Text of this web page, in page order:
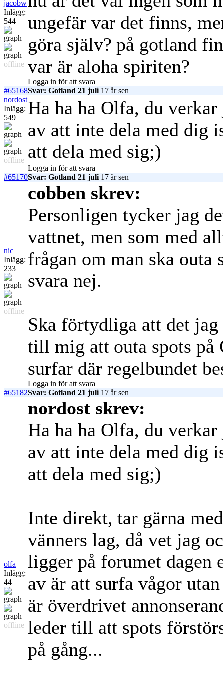
jacobw
Inlägg:
544
offline
ungefär var det finns,
göra själv? på gotland
var är aloha spiriten?
Logga in för att svara
#65168Svar: Gotland 21 juli17 år sen
nordost
Inlägg:
549
offline
Ha ha ha Olfa, du
av att inte dela med dig
att dela med sig;)
Logga in för att svara
#65170Svar: Gotland 21 juli17 år sen
nic
Inlägg:
233
offline
cobben skrev:
Personligen tycker jag
vattnet, men som med
frågan om man ska
svara nej.
Ska förtydliga att det
till mig att outa spots på
surfar där regelbundet
Logga in för att svara
#65182Svar: Gotland 21 juli17 år sen
olfa
Inlägg:
44
offline
nordost skrev:
Ha ha ha Olfa, du
av att inte dela med dig
att dela med sig;)
Inte direkt, tar gärna
vänners lag, då vet jag
ligger på forumet dagen
av är att surfa vågor
är överdrivet
leder till att spots
på gång...